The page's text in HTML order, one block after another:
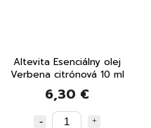
Altevita Esenciálny olej
Verbena citrónová 10 ml
6,30 €